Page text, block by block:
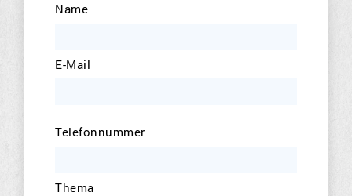
Name
E-Mail
Telefonnummer
Thema